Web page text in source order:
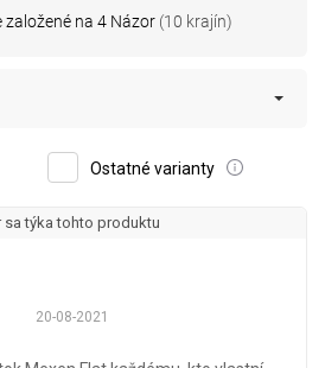
na 4 Názor (10 krajín)
Ostatné varianty
sa týka tohto produktu
20-08-2021